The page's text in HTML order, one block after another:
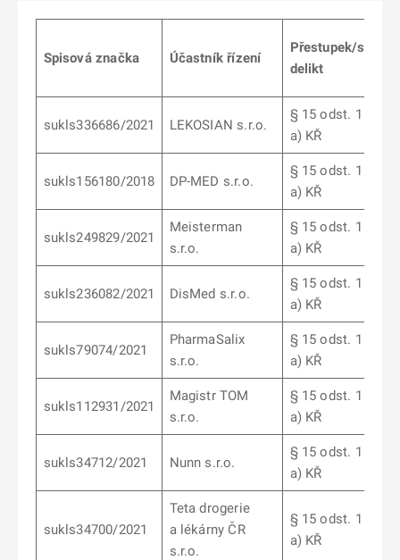
Spisová značka Účastník řízení
Přestupek/
delikt
sukls336686/2021 LEKOSIAN s.r.o.
§ 15 odst. 1 písm.
a) KŘ
sukls156180/2018 DP-MED s.r.o.
§ 15 odst. 1 písm.
a) KŘ
sukls249829/2021
Meisterman
s.r.o.
§ 15 odst. 1 písm.
a) KŘ
sukls236082/2021 DisMed s.r.o.
§ 15 odst. 1 písm.
a) KŘ
sukls79074/2021
PharmaSalix
s.r.o.
§ 15 odst. 1 písm.
a) KŘ
sukls112931/2021
Magistr TOM
s.r.o.
§ 15 odst. 1 písm.
a) KŘ
sukls34712/2021 Nunn s.r.o.
§ 15 odst. 1 písm.
a) KŘ
sukls34700/2021
Teta drogerie
a lékárny ČR
s.r.o.
§ 15 odst. 1 písm.
a) KŘ